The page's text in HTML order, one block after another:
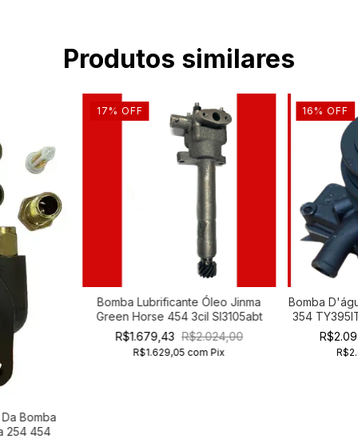
Produtos similares
Bomba
254 454
17 % OFF
Bomba Lubrificante Óleo Jinma
Green Horse 454 3cil Sl3105abt
R$1.679,43 R$2.024,00
R$1.629,05 com Pix
16 %OFF
Bomba
354